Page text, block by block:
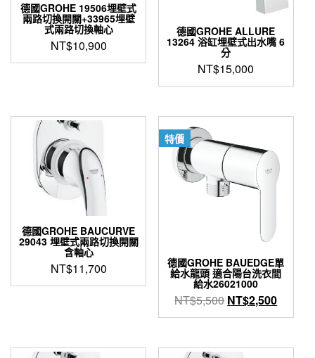
德國GROHE 19506埋壁式
兩路切換開關+33965埋壁
式兩路切換軸心
NT$10,900
德國GROHE ALLURE
13264 浴缸埋壁式出水嘴 6
分
NT$15,000
德國GROHE BAUCURVE
29043 埋壁式兩路切換開關
含軸心
NT$11,700
特價
德國GROHE BAUEDGE單
給水龍頭 適合陽台洗衣間
給水26021000
NT$5,500 原
始
格：
NT$2,500目
前
格：